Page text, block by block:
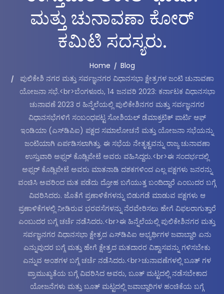
ಮತ್ತು ಚುನಾವಣಾ ಕೋರ್
ಕಮಿಟಿ ಸದಸ್ಯರು.
Home
Blog
ಪುಲಿಕೇಶಿ ನಗರ ಮತ್ತು ಸರ್ವಜ್ಞನಗರ ವಿಧಾನಸಭಾ ಕ್ಷೇತ್ರಗಳ ಜಂಟಿ ಚುನಾವಣಾ
ಯೋಜನಾ ಸಭೆ.<br>ಬೆಂಗಳೂರು, 14 ಜನವರಿ 2023: ಕರ್ನಾಟಕ ವಿಧಾನಸಭಾ
ಚುನಾವಣೆ 2023 ರ ಹಿನ್ನೆಲೆಯಲ್ಲಿ ಪುಲಿಕೇಶಿನಗರ ಮತ್ತು ಸರ್ವಜ್ಞನಗರ
ವಿಧಾನಸಭೆಗಳಿಗೆ ಸಂಬಂಧಪಟ್ಟ ಸೋಶಿಯಲ್ ಡೆಮಾಕ್ರಟಿಕ್ ಪಾರ್ಟಿ ಆಫ್
ಇಂಡಿಯಾ (ಎಸ್‌ಡಿಪಿಐ) ಪಕ್ಷದ ಸಮಾಲೋಚನೆ ಮತ್ತು ಯೋಜನಾ ಸಭೆಯನ್ನು
ಜಂಟಿಯಾಗಿ ಏರ್ಪಡಿಸಲಾಗಿತ್ತು. ಈ ಸಭೆಯ ನೇತೃತ್ವವನ್ನು ರಾಜ್ಯ ಚುನಾವಣಾ
ಉಸ್ತುವಾರಿ ಅಫ್ಸರ್ ಕೊಡ್ಲಿಪೇಟೆ ಅವರು ವಹಿಸಿದ್ದರು.<br>ಈ ಸಂದರ್ಭದಲ್ಲಿ
ಅಫ್ಸರ್ ಕೊಡ್ಲಿಪೇಟೆ ಅವರು ಮಾತನಾಡಿ ದಶಕಗಳಿಂದ ಎಲ್ಲ ಪಕ್ಷಗಳು ಜನರನ್ನು
ವಂಚಿಸಿ ಅವರಿಂದ ಮತ ಪಡೆದು ದ್ರೋಹ ಬಗೆಯುತ್ತ ಬಂದಿದ್ದಾರೆ ಎಂಬುದರ ಬಗ್ಗೆ
ವಿವರಿಸಿದರು. ಜೊತೆಗೆ ಪ್ರಣಾಳಿಕೆಗಳನ್ನು ಬಿಡುಗಡೆ ಮಾಡುವ ಪಕ್ಷಗಳು ಆ
ಪ್ರಣಾಳಿಕೆಗಳಲ್ಲಿ ನೀಡಿರುವ ಭರವಸೆಗಳನ್ನು ನೆರವೇರಿಸಲು ಹೇಗೆ ವಿಫಲರಾಗುತ್ತಾರೆ
ಎಂಬುದರ ಬಗ್ಗೆ ಚರ್ಚೆ ನಡೆಸಿದರು.<br>ಈ ಹಿನ್ನೆಲೆಯಲ್ಲಿ ಪುಲಿಕೇಶಿನಗರ ಮತ್ತು
ಸರ್ವಜ್ಞನಗರ ವಿಧಾನಸಭಾ ಕ್ಷೇತ್ರದ ಎಸ್‌ಡಿಪಿಐ ಅಭ್ಯರ್ಥಿಗಳ ಜವಾಬ್ದಾರಿ ಏನು
ಎನ್ನುವುದರ ಬಗ್ಗೆ ಮತ್ತು ಹೇಗೆ ಕ್ಷೇತ್ರದ ಮತದಾರರ ವಿಶ್ವಾಸವನ್ನು ಗಳಿಸಬೇಕು
ಎನ್ನುವ ಅಂಶಗಳ ಬಗ್ಗೆ ಚರ್ಚೆ ನಡೆಸಿದರು.<br>ಚುನಾವಣೆಗಳಲ್ಲಿ ಬೂತ್ ಗಳ
ಪ್ರಾಮುಖ್ಯತೆಯ ಬಗ್ಗೆ ವಿವರಿಸಿದ ಅವರು, ಬೂತ್ ಮಟ್ಟದಲ್ಲಿ ನಡೆಸಬೇಕಾದ
ಯೋಜನೆಗಳು ಮತ್ತು ಬೂತ್ ಮಟ್ಟದಲ್ಲಿ ಜವಾಬ್ದಾರಿಗಳ ಹಂಚಿಕೆಯ ಬಗ್ಗೆ